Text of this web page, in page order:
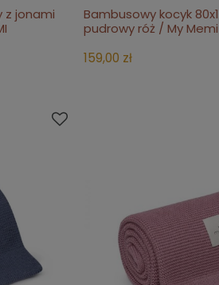
z jonami
powiadom o
Bambusowy kocyk
pudrowy róż / My Memi
159,00 zł